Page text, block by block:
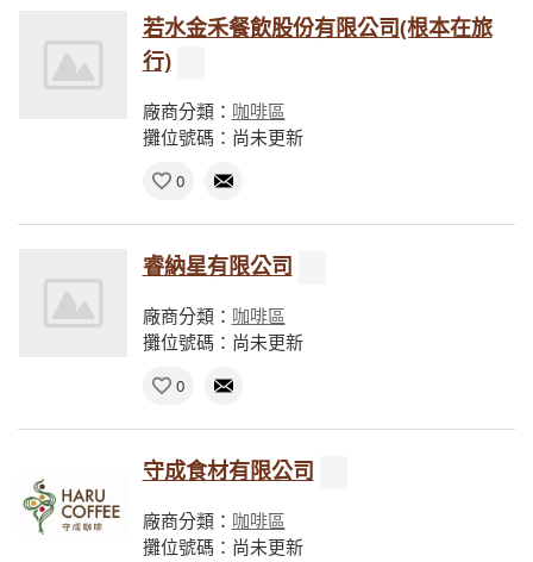
若水金禾餐飲股份有限公司(根本在旅
行)
廠商分類： 咖啡區
攤位號碼：尚未更新
0
睿納星有限公司
廠商分類： 咖啡區
攤位號碼：尚未更新
0
守成食材有限公司
廠商分類： 咖啡區
攤位號碼：尚未更新